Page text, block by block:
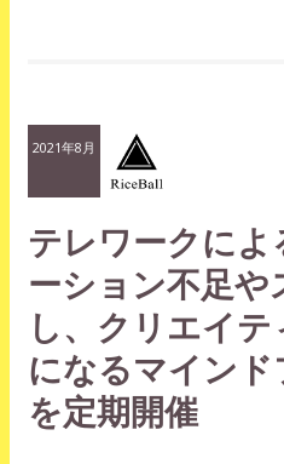
2021年8月
テレワークによ
ーション不足や
し、クリエイ
になるマイン
を定期開催